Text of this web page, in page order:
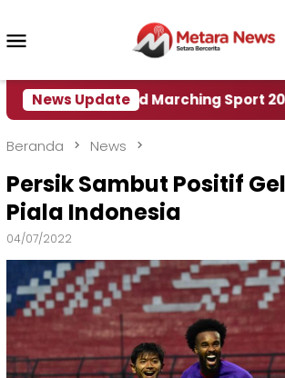
konten
News Update
World Marching Sport 2027
Beranda News
Persik Sambut Positif
Piala Indonesia
04/07/2022